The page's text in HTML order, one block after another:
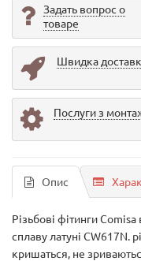
Задать вопрос о
товаре
Швидка
Послуги з
Опис
Різьбові фітинги
сплаву латуні CW617N.
кришаться, не